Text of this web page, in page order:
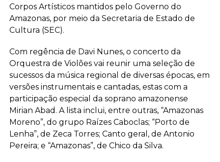
Corpos Artísticos mantidos pelo Governo do
Amazonas, por meio da Secretaria de Estado de
Cultura (SEC).
Com regência de Davi Nunes, o concerto da
Orquestra de Violões vai reunir uma seleção de
sucessos da música regional de diversas épocas, em
versões instrumentais e cantadas, estas com a
participação especial da soprano amazonense
Mirian Abad. A lista inclui, entre outras, “Amazonas
Moreno”, do grupo Raízes Caboclas; “Porto de
Lenha”, de Zeca Torres; Canto geral, de Antonio
Pereira; e “Amazonas”, de Chico da Silva.